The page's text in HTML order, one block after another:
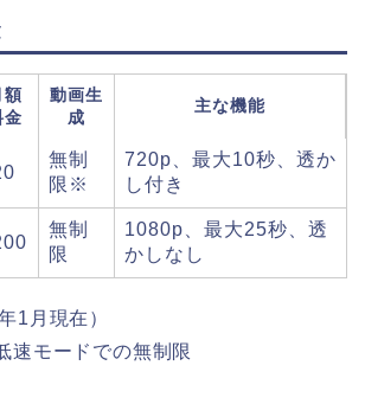
額
金
動画生
成
主な機能
無制
限※
720p、最大10秒、透か
し付き
無制
限
1080p、最大25秒、透
かしなし
1月現在）
速モードでの無制限